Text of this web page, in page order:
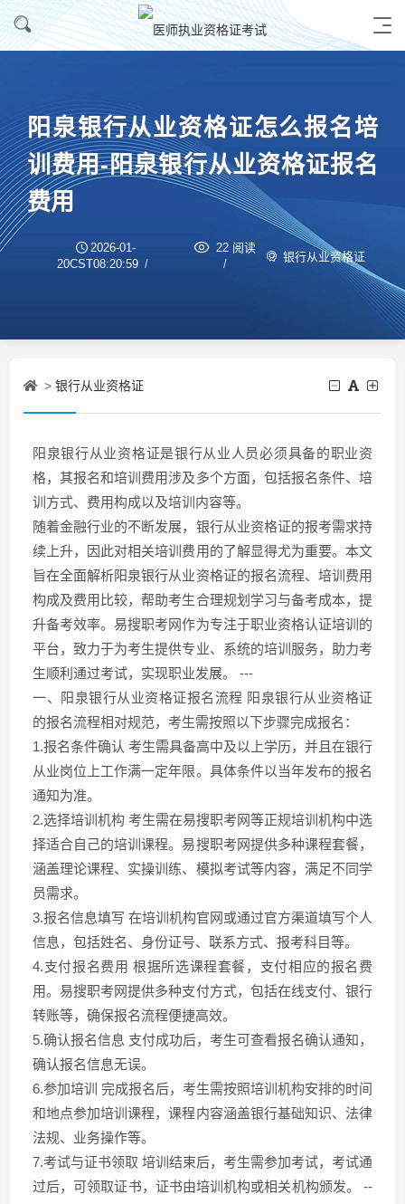
阳泉银行从业资格证怎么报名培
训费用-阳泉银行从业资格证报名
费用
2026-01-
20CST08:20:59
22 阅读 银行从业资格证
> 银行从业资格证
阳泉银行从业资格证是银行从业人员必须具备的职业资
格，其报名和培训费用涉及多个方面，包括报名条件、培
训方式、费用构成以及培训内容等。
随着金融行业的不断发展，银行从业资格证的报考需求持
续上升，因此对相关培训费用的了解显得尤为重要。本文
旨在全面解析阳泉银行从业资格证的报名流程、培训费用
构成及费用比较，帮助考生合理规划学习与备考成本，提
升备考效率。易搜职考网作为专注于职业资格认证培训的
平台，致力于为考生提供专业、系统的培训服务，助力考
生顺利通过考试，实现职业发展。 ---
一、阳泉银行从业资格证报名流程 阳泉银行从业资格证
的报名流程相对规范，考生需按照以下步骤完成报名：
1.报名条件确认 考生需具备高中及以上学历，并且在银行
从业岗位上工作满一定年限。具体条件以当年发布的报名
通知为准。
2.选择培训机构 考生需在易搜职考网等正规培训机构中选
择适合自己的培训课程。易搜职考网提供多种课程套餐，
涵盖理论课程、实操训练、模拟考试等内容，满足不同学
员需求。
3.报名信息填写 在培训机构官网或通过官方渠道填写个人
信息，包括姓名、身份证号、联系方式、报考科目等。
4.支付报名费用 根据所选课程套餐，支付相应的报名费
用。易搜职考网提供多种支付方式，包括在线支付、银行
转账等，确保报名流程便捷高效。
5.确认报名信息 支付成功后，考生可查看报名确认通知，
确认报名信息无误。
6.参加培训 完成报名后，考生需按照培训机构安排的时间
和地点参加培训课程，课程内容涵盖银行基础知识、法律
法规、业务操作等。
7.考试与证书领取 培训结束后，考生需参加考试，考试通
过后，可领取证书，证书由培训机构或相关机构颁发。 --